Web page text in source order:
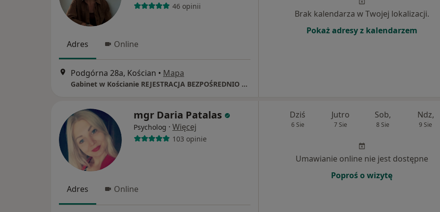
46 opinii
Adres Online
Podgórna 28a, Kościan • Mapa
Gabinet w Kościanie REJESTRACJA BEZPOŚREDNIO U MNIE
Brak kalendarza w Twojej lokalizacji.
Pokaż adresy z kalendarzem
mgr Daria Patalas
Psycholog · Więcej
103 opinie
Adres Online
Dziś
6 Sie
Jutro
7 Sie
Sob,
8 Sie
Ndz,
9 Sie
Umawianie online nie jest dostępne
Poproś o wizytę